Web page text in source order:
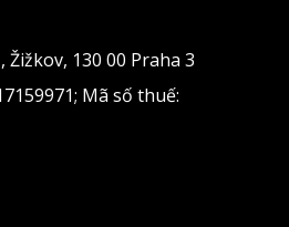
130 00 Praha 3
Mã số thuế: